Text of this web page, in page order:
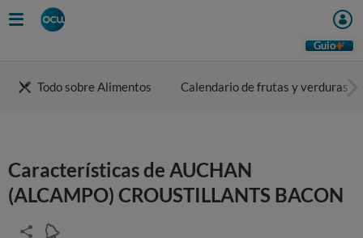
Guio
Todo sobre Alimentos Calendario de frutas y verduras
Características de AUCHAN
(ALCAMPO) CROUSTILLANTS BACON